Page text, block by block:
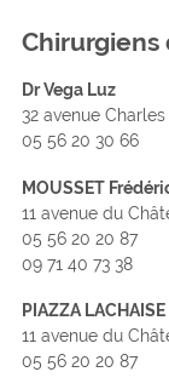
Dr Vega Luz
32 avenue
05 56 20 30 66
MOUSSET
11 avenue du
05 56 20 20 87
09 71 40 73 38
PIAZZA
11 avenue du
05 56 20 20 87